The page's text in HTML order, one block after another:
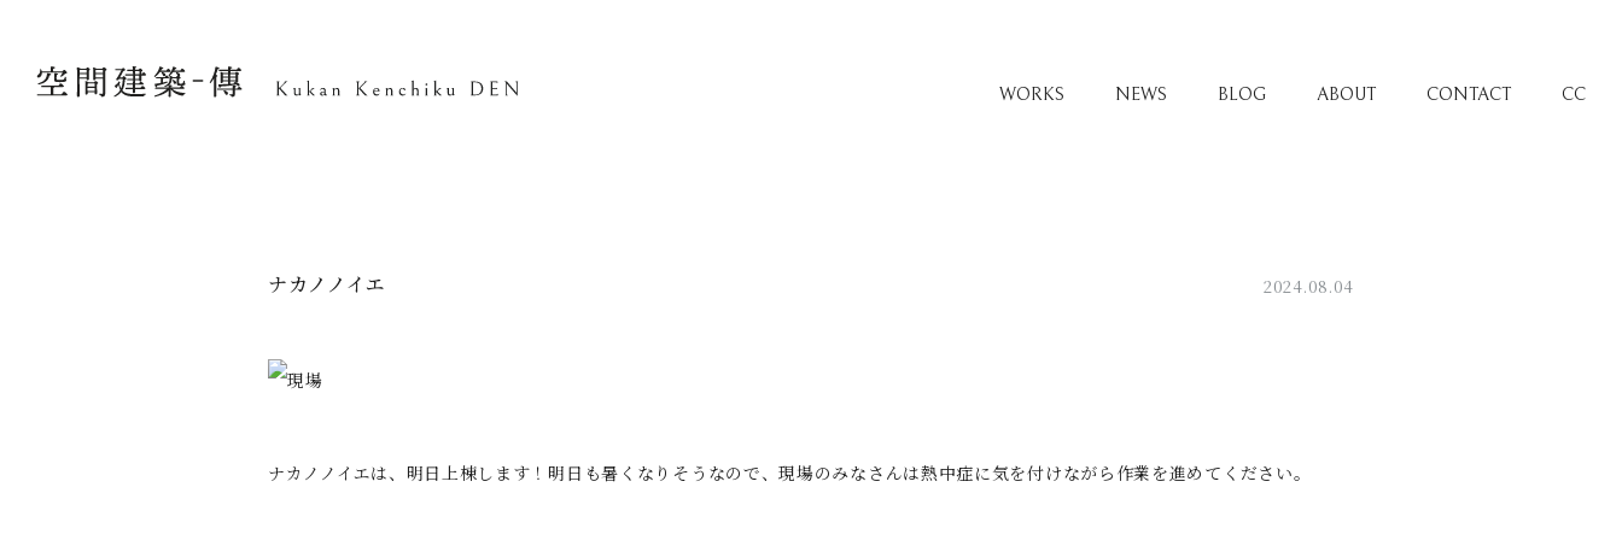
WORKS NEWS BLOG ABOUT CONTACT CC
ナカノノイエ 2024.08.04
ナカノノイエは、明日上棟します！明日も暑くなりそうなので、現場のみなさんは熱中症に気を付けながら作業を進めてください。